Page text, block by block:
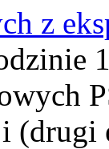
z
(drugi